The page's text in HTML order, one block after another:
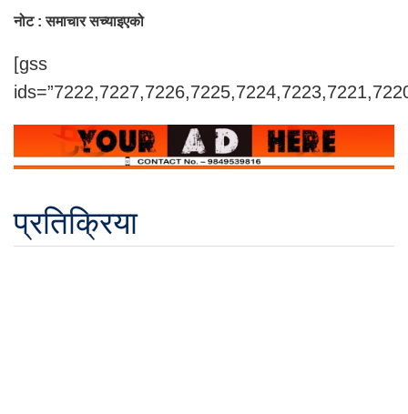
नोट : समाचार सच्याइएको
[gss
प्रतिक्रिया